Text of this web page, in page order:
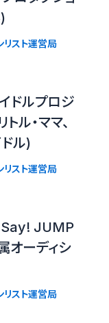
リスト運営局
ドルプロジ
ル・ママ、
ル)
リスト運営局
Say! JUMP
オーディシ
リスト運営局